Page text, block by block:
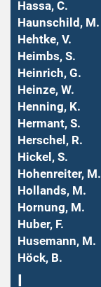
Hassa, C.
Haunschild, M.
Hehtke, V.
Heimbs, S.
Heinrich, G.
Heinze, W.
Henning, K.
Hermant, S.
Herschel, R.
Hickel, S.
Hohenreiter, M.
Hollands, M.
Hornung, M.
Huber, F.
Husemann, M.
Höck, B.